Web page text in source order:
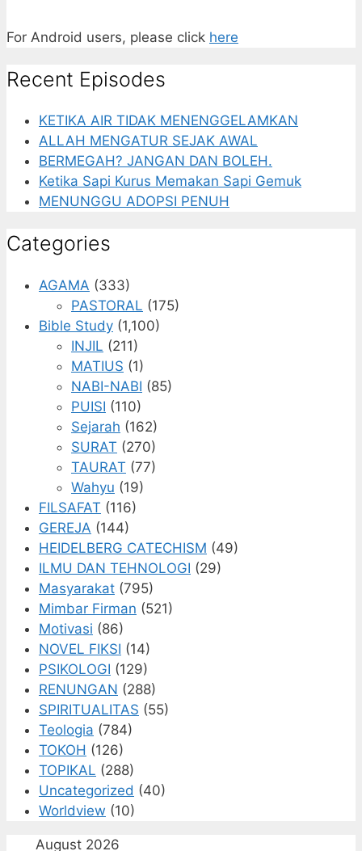
For Android users, please click here
Recent Episodes
KETIKA AIR TIDAK MENENGGELAMKAN
ALLAH MENGATUR SEJAK AWAL
BERMEGAH? JANGAN DAN BOLEH.
Ketika Sapi Kurus Memakan Sapi Gemuk
MENUNGGU ADOPSI PENUH
Categories
AGAMA (333)
PASTORAL (175)
Bible Study (1,100)
INJIL (211)
MATIUS (1)
NABI-NABI (85)
PUISI (110)
Sejarah (162)
SURAT (270)
TAURAT (77)
Wahyu (19)
FILSAFAT (116)
GEREJA (144)
HEIDELBERG CATECHISM (49)
ILMU DAN TEHNOLOGI (29)
Masyarakat (795)
Mimbar Firman (521)
Motivasi (86)
NOVEL FIKSI (14)
PSIKOLOGI (129)
RENUNGAN (288)
SPIRITUALITAS (55)
Teologia (784)
TOKOH (126)
TOPIKAL (288)
Uncategorized (40)
Worldview (10)
August 2026